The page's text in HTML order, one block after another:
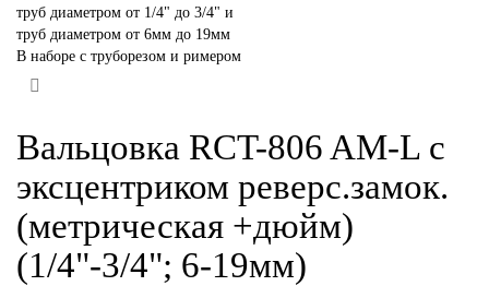
труб диаметром от 1/4" до 3/4" и
труб диаметром от 6мм до 19мм
В наборе с труборезом и римером
Вальцовка RCT-806 AM-L с
эксцентриком реверс.замок.
(метрическая +дюйм)
(1/4"-3/4"; 6-19мм)